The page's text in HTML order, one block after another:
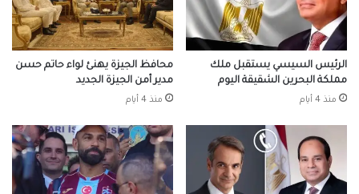
الرئيس السيسي يستقبل ملك
مملكة البحرين الشقيقة اليوم
منذ 4 أيام
محافظ الجيزة يهنئ لواء حاتم حسن
مدير أمن الجيزة الجديد
منذ 4 أيام